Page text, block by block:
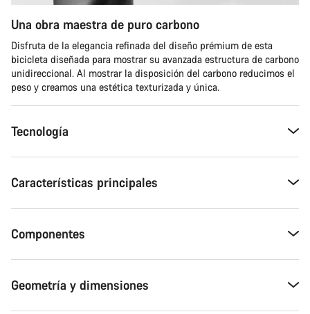
Una obra maestra de puro carbono
Disfruta de la elegancia refinada del diseño prémium de esta
bicicleta diseñada para mostrar su avanzada estructura de carbono
unidireccional. Al mostrar la disposición del carbono reducimos el
peso y creamos una estética texturizada y única.
Tecnología
Características principales
Componentes
Geometría y dimensiones